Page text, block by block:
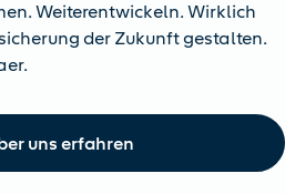
Weiterentwickeln. Wirklich
der Zukunft gestalten.
uns erfahren